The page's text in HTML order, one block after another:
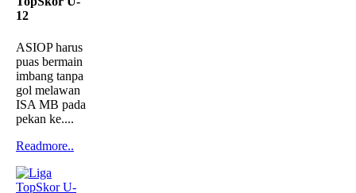
12
ASIOP harus
puas bermain
imbang tanpa
gol melawan
ISA MB pada
pekan ke....
Readmore..